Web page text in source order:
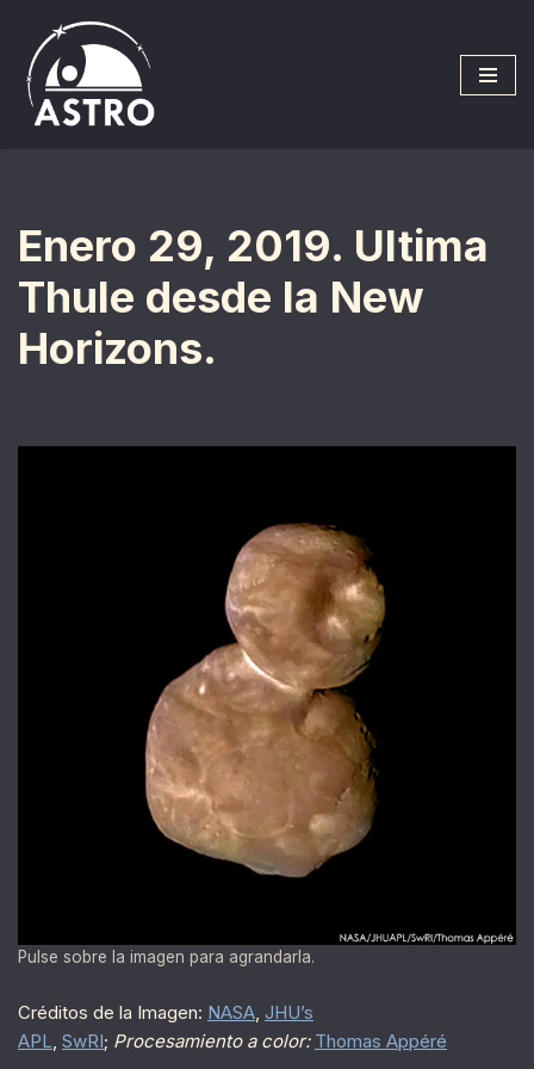
Saltar
al
contenido
Enero 29, 2019. Ultima
Thule desde la New
Horizons.
Pulse sobre la imagen para agrandarla.
Créditos de la Imagen: NASA, JHU’s
APL, SwRI; Procesamiento a color: Thomas Appéré